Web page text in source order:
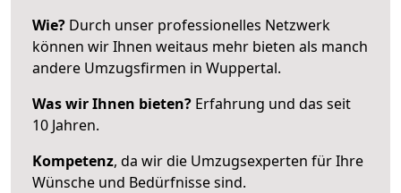
Wie? Durch unser professionelles Netzwerk
können wir Ihnen weitaus mehr bieten als manch
andere Umzugsfirmen in Wuppertal.
Was wir Ihnen bieten? Erfahrung und das seit
10 Jahren.
Kompetenz, da wir die Umzugsexperten für Ihre
Wünsche und Bedürfnisse sind.